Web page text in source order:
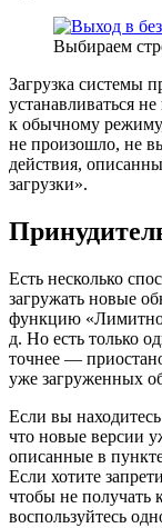
Выбираем
Загрузка системы
устанавливаться
к обычному
не произошло, не
действия,
загрузки».
Есть несколько
загружать новые
функцию
д. Но есть только
точнее —
уже загруженных
Если вы
что новые версии
описанные в
Если хотите
чтобы не получать
воспользуйтесь